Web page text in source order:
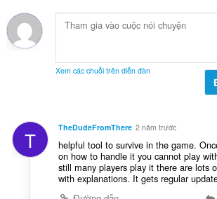
n
g
x
ế
ạ
Xem các chuỗi trên diễn đàn
T TheDudeFromThere 2 năm trước
helpful tool to survive in the game.
on how to handle it you cannot play
still many players play it there are lots
with explanations. It gets regular